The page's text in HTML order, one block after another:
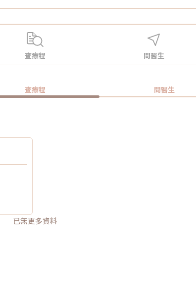
查療程 問醫生
查療程 問醫生
已無更多資料